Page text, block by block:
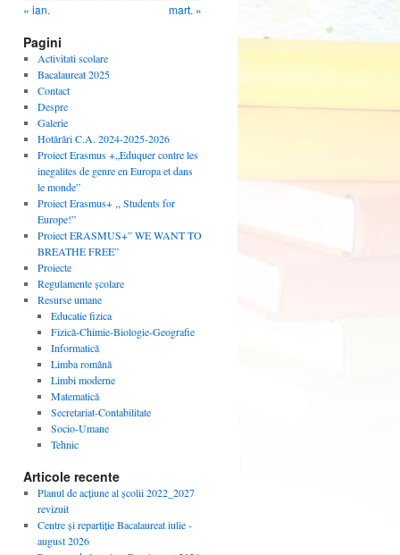
« ian.
mart. »
Pagini
Activitati scolare
Bacalaureat 2025
Contact
Despre
Galerie
Hotărâri C.A. 2024-2025-2026
Proiect Erasmus +„Eduquer contre les
inegalites de genre en Europa et dans
le monde”
Proiect Erasmus+ ,, Students for
Europe!”
Proiect ERASMUS+” WE WANT TO
BREATHE FREE”
Proiecte
Regulamente școlare
Resurse umane
Educatie fizica
Fizică-Chimie-Biologie-Geografie
Informatică
Limba română
Limbi moderne
Matematică
Secretariat-Contabilitate
Socio-Umane
Tehnic
Articole recente
Planul de acțiune al școlii 2022_2027
revizuit
Centre și repartiție Bacalaureat iulie -
august 2026